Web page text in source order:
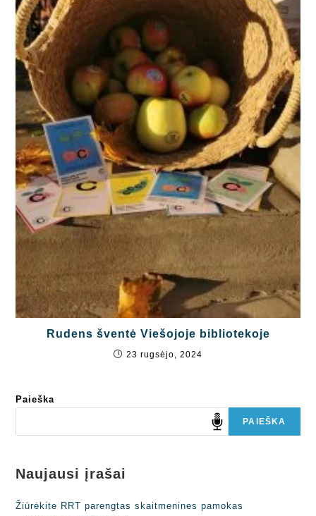
Rudens šventė Viešojoje bibliotekoje
23 rugsėjo, 2024
Paieška
PAIEŠKA
Naujausi įrašai
Žiūrėkite RRT parengtas skaitmenines pamokas